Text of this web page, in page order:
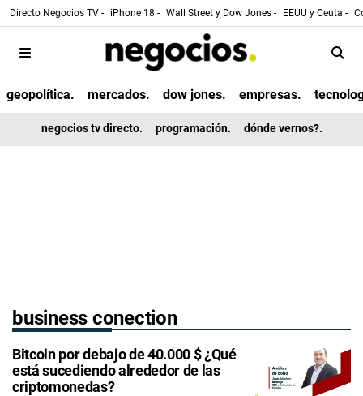
Directo Negocios TV - iPhone 18 - Wall Street y Dow Jones - EEUU y Ceuta -
geopolítica. mercados. dow jones. empresas.
negocios tv directo. programación. dónde vernos?.
business conection
Bitcoin por debajo de 40.000 $ ¿Qué
está sucediendo alrededor de las
criptomonedas?